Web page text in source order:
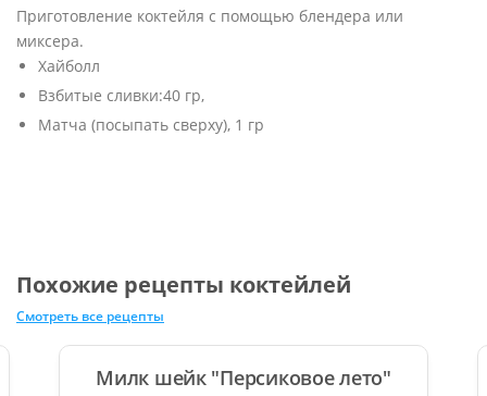
Приготовление коктейля с помощью блендера или
миксера.
Хайболл
Взбитые сливки:40 гр,
Матча (посыпать сверху), 1 гр
Похожие рецепты коктейлей
Смотреть все рецепты
Милк шейк "Персиковое лето"